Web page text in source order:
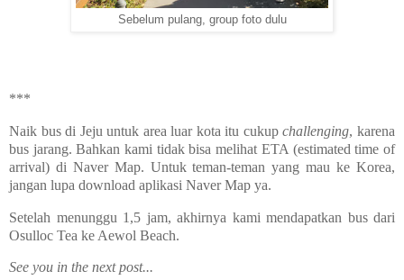
Sebelum pulang, group foto dulu
***
Naik bus di Jeju untuk area luar kota itu cukupchallenging, karena
bus jarang. Bahkan kami tidak bisa melihat ETA (estimated time of
arrival) di Naver Map. Untuk teman-teman yang mau ke Korea,
jangan lupa download aplikasi Naver Map ya.
Setelah menunggu 1,5 jam, akhirnya kami mendapatkan bus dari
Osulloc Tea ke Aewol Beach.
See you in the next post...